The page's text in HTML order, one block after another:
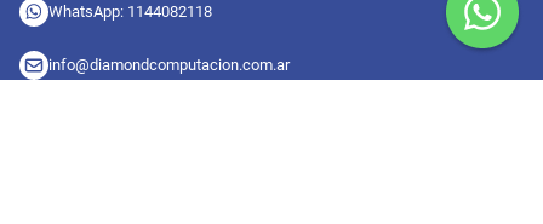
WhatsApp: 1144082118
info@diamondcomputacion.com.ar